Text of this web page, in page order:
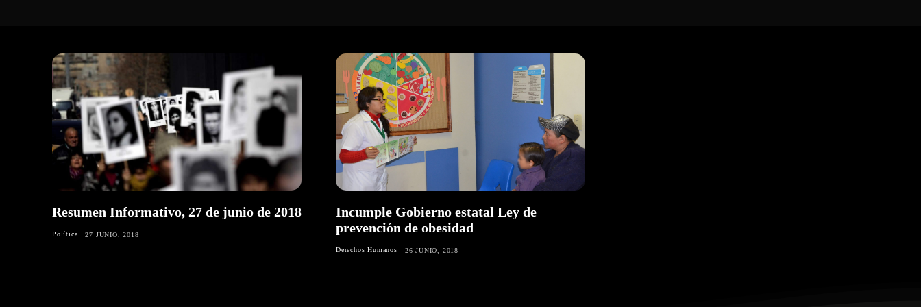
Resumen Informativo, 27 de junio de 2018
Política 27 JUNIO, 2018
Incumple Gobierno estatal Ley de
prevención de obesidad
Derechos Humanos 26 JUNIO, 2018